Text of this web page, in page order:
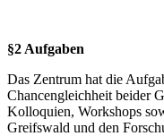
§2 Aufgaben
Das Zentrum hat die
Chancengleichheit beider
Kolloquien, Workshops
Greifswald und den